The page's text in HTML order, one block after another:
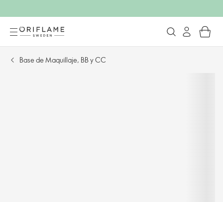
Base de Maquillaje, BB y CC